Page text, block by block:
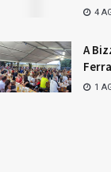
4
A
1